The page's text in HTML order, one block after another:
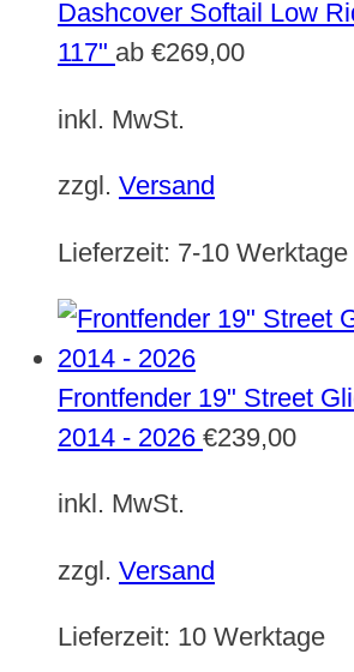
Dashcover Softail Low
117" ab €269,00
inkl. MwSt.
zzgl. Versand
Lieferzeit: 7-10 Werktage
Frontfender 19" Street
2014 - 2026 €239,00
inkl. MwSt.
zzgl. Versand
Lieferzeit: 10 Werktage